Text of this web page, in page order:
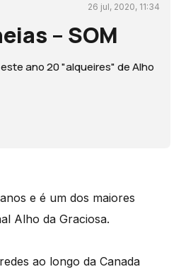
26 jul, 2020, 11:34
– SOM
ano 20 "alqueires" de Alho
e é um dos maiores
Alho da Graciosa.
ao longo da Canada